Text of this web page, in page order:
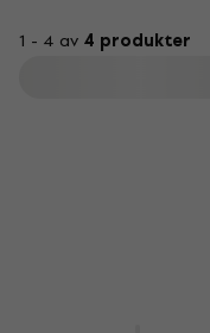
1 - 4 av 4 produkter